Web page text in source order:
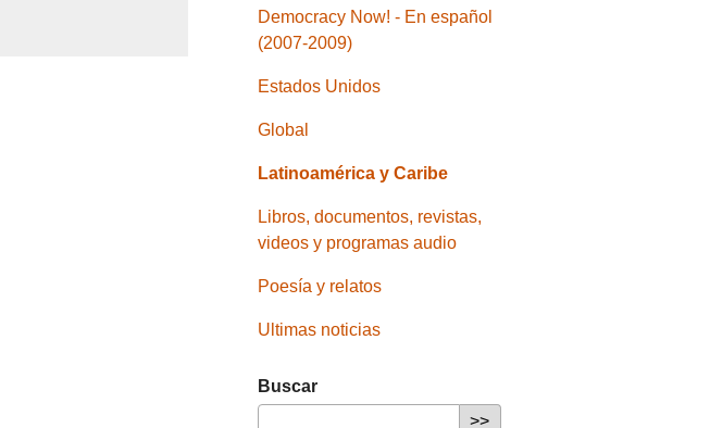
Democracy Now! - En español
(2007-2009)
Estados Unidos
Global
Latinoamérica y Caribe
Libros, documentos, revistas,
videos y programas audio
Poesía y relatos
Ultimas noticias
Buscar